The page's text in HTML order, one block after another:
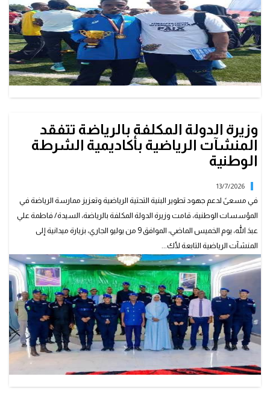
وزيرة الدولة المكلفة بالرياضة تتفقد
المنشآت الرياضية بأكاديمية الشرطة
الوطنية
13/7/2026
في مسعىً لدعم جهود تطوير البنية التحتية الرياضية وتعزيز ممارسة الرياضة في
المؤسسات الوطنية، قامت وزيرة الدولة المكلفة بالرياضة، السيدة/ فاطمة علي
عبدَ الله، يوم الخميس الماضي، الموافق 9 من يوليو الجاري، بزيارة ميدانية إلى
المنشآت الرياضية التابعة لأك...